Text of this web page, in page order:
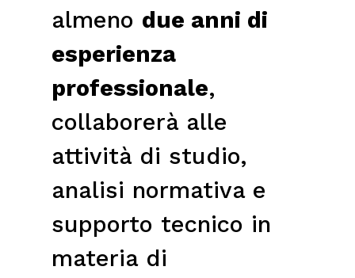
almeno due anni di
esperienza
professionale,
collaborerà alle
attività di studio,
analisi normativa e
supporto tecnico in
materia di